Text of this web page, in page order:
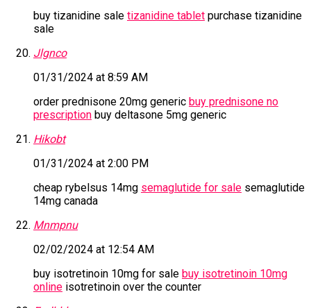
buy tizanidine sale tizanidine tablet purchase tizanidine
sale
Jlgnco
01/31/2024 at 8:59 AM
order prednisone 20mg generic buy prednisone no
prescription buy deltasone 5mg generic
Hikobt
01/31/2024 at 2:00 PM
cheap rybelsus 14mg semaglutide for sale semaglutide
14mg canada
Mnmpnu
02/02/2024 at 12:54 AM
buy isotretinoin 10mg for sale buy isotretinoin 10mg
online isotretinoin over the counter